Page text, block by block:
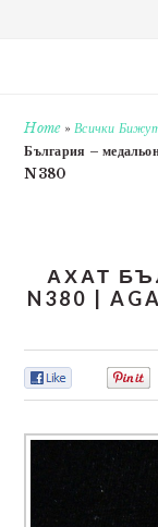
Home»Всички
България –
N380
АХАТ
N380 |